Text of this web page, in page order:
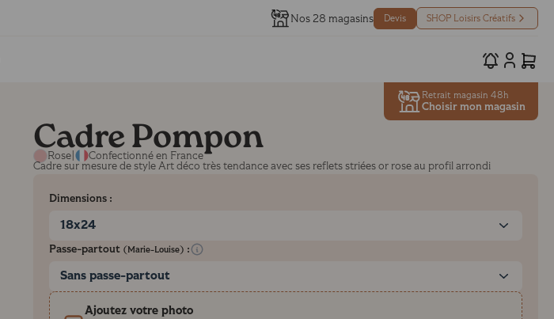
Nos 28 magasins Devis SHOP Loisirs Créatifs
Retrait magasin 48h
Choisir mon magasin
Cadre Pompon
Rose Confectionné en France
Cadre sur mesure de style Art déco très tendance avec ses reflets striées or rose au profil arrondi
Dimensions :
18x24
Passe-partout (Marie-Louise) :
Sans passe-partout
Ajoutez votre photo